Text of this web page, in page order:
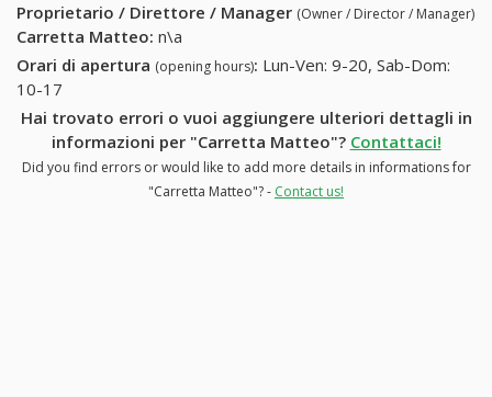
Proprietario / Direttore / Manager (Owner / Director / Manager)
Carretta Matteo: n\a
Orari di apertura (opening hours): Lun-Ven: 9-20, Sab-Dom:
10-17
Hai trovato errori o vuoi aggiungere ulteriori dettagli in
informazioni per "Carretta Matteo"? Contattaci!
Did you find errors or would like to add more details in informations for
"Carretta Matteo"? - Contact us!